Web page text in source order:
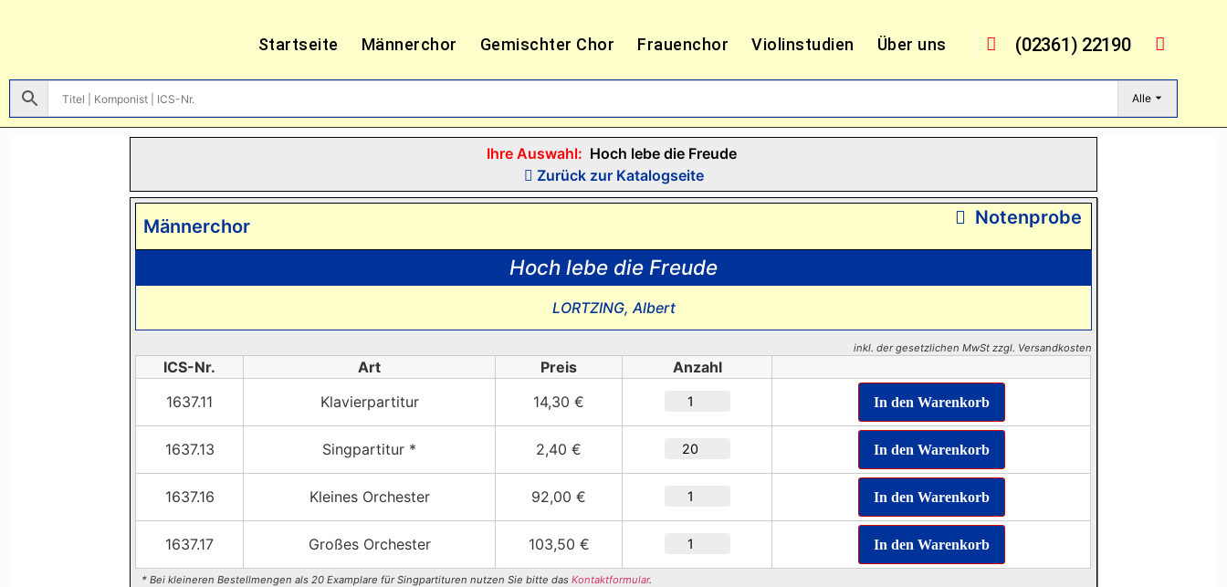
Startseite Männerchor Gemischter Chor Frauenchor Violinstudien Über uns (02361) 22190
Alle
Ihre Auswahl: Hoch lebe die Freude
Zurück zur Katalogseite
Männerchor Notenprobe
Hoch lebe die Freude
LORTZING, Albert
inkl. der gesetzlichen MwSt zzgl. Versandkosten
ICS-Nr. Art Preis
Anzahl
1637.11
Klavierpartitur 14,30 €
1637.13 Singpartitur * 2,40 €
1637.16 Kleines Orchester 92,00 €
1637.17 Großes Orchester 103,50 €
* Bei kleineren Bestellmengen als 20 Examplare für Singpartituren nutzen Sie bitte das Kontaktformular.